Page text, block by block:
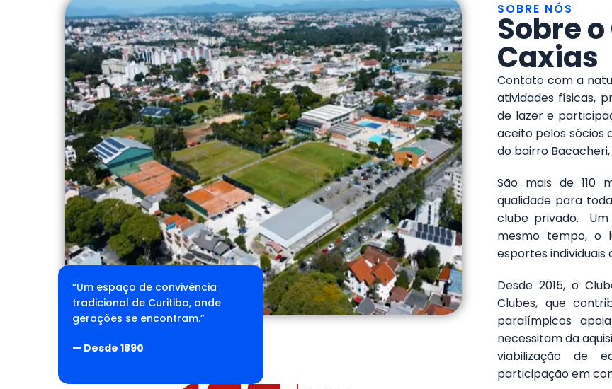
“Um espaço de convivência
tradicional de Curitiba, onde
gerações se encontram.”
— Desde 1890
SOBRE NÓS
Sobre
Caxias
Contato com a
atividades físicas,
de lazer e
aceito pelos sócios
do bairro
São mais de 110
qualidade para
clube privado. Um
mesmo tempo, o
esportes individuais
Desde 2015, o
Clubes, que
paralímpicos
necessitam da
viabilização de
participação em